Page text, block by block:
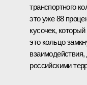
транспортного
это уже 88
кусочек,
это кольцо
российскими